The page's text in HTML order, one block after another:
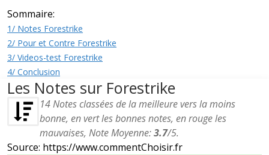
Sommaire:
1/ Notes Forestrike
2/ Pour et Contre Forestrike
3/ Videos-test Forestrike
4/ Conclusion
Les Notes sur Forestrike
14Notes classées de la meilleure vers la moins
bonne, en vert les bonnes notes, en rouge les
mauvaises, Note Moyenne:3.7/5.
Source: https://www.commentChoisir.fr